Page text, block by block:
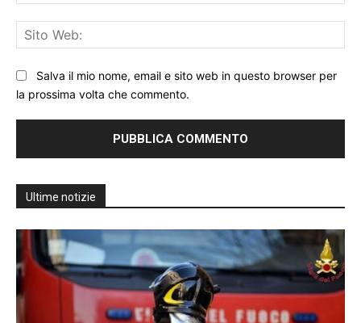
Salva il mio nome, email e sito web in questo browser per
la prossima volta che commento.
Ultime notizie